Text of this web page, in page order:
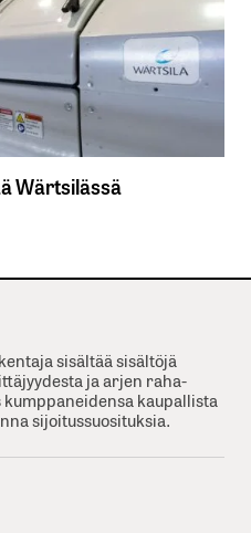
Wärtsilässä
sisältää sisältöjä
ja arjen raha-
kumppaneidensa kaupallista
sijoitussuosituksia.